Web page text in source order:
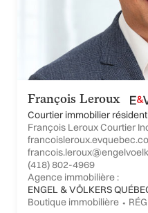
François Leroux
Courtier immobilier
François Leroux Courtier
(418) 802-4969
Agence immobilière :
ENGEL & VÖLKERS
Boutique immobilière ⬩